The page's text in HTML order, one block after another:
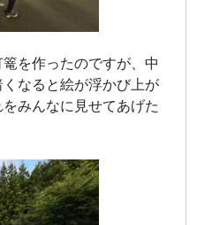
を作ったのですが、中
なると絵が浮かび上が
みんなに見せてあげた